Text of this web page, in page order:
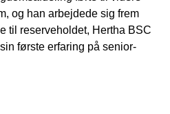
og han arbejdede sig frem
til reserveholdet, Hertha BSC
første erfaring på senior-